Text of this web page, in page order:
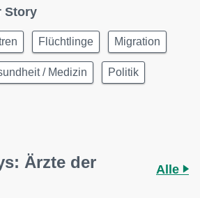
Story
Flüchtlinge Migration
/ Medizin Politik
Ärzte der
Alle